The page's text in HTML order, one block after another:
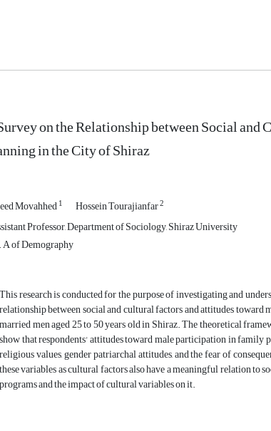
on the Relationship between Social
in the City of Shiraz
Movahhed1 Hossein Tourajianfar2
Professor, Department of Sociology, Shiraz University
of Demography
This research is conducted for the purpose of investigating and
relationship between social and cultural factors and attitudes toward
married men aged 25 to 50 years old in Shiraz. The theoretical
show that respondents' attitudes toward male participation in family
religious values, gender patriarchal attitudes, and the fear of
these variables as cultural factors also have a meaningful relation to
programs and the impact of cultural variables on it.